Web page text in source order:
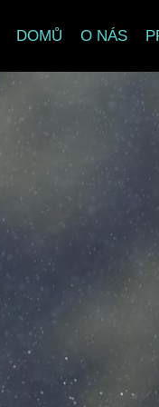
DOMŮ O NÁS